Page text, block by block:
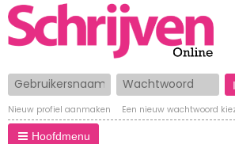
Gebruikersnaam Wachtwoord
Nieuw profiel aanmaken Een nieuw wachtwoord
Hoofdmenu